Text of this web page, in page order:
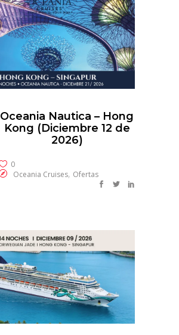
Oceania Nautica – Hong
Kong (Diciembre 12 de
2026)
0
Oceania Cruises, Ofertas